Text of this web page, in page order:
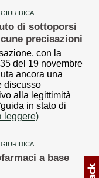
di sottoporsi
precisazioni
con la
del 19 novembre
ancora una
discusso
alla legittimità
in stato di
leggere)
a base